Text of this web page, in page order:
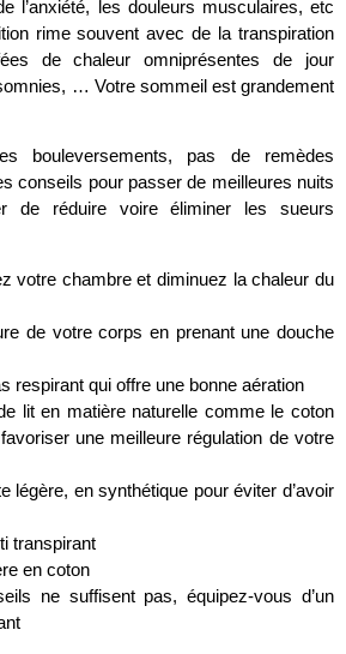
l’anxiété, les douleurs musculaires, etc
rime souvent avec de la transpiration
de chaleur omniprésentes de jour
… Votre sommeil est grandement
bouleversements, pas de remèdes
conseils pour passer de meilleures nuits
de réduire voire éliminer les sueurs
votre chambre et diminuez la chaleur du
de votre corps en prenant une douche
respirant qui offre une bonne aération
lit en matière naturelle comme le coton
une meilleure régulation de votre
légère, en synthétique pour éviter d’avoir
transpirant
en coton
ne suffisent pas, équipez-vous d’un